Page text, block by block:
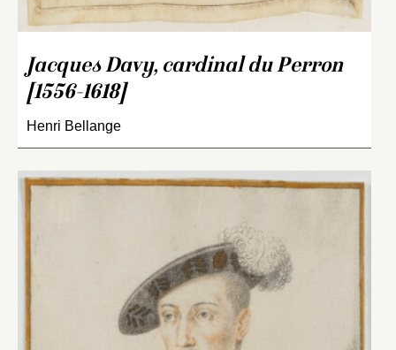
Jacques Davy, cardinal du Perron
[1556-1618]
Henri Bellange